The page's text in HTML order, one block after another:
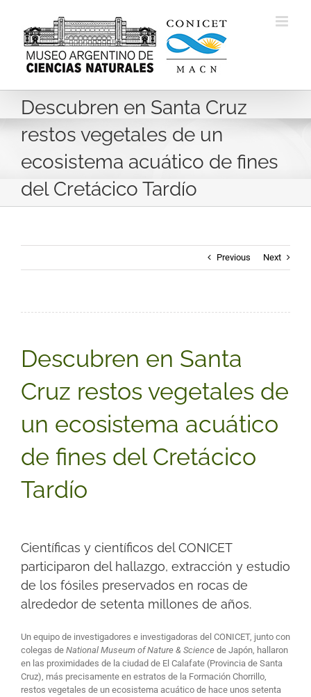
content
Descubren en Santa Cruz
restos vegetales de un
ecosistema acuático de fines
del Cretácico Tardío
Previous Next
Descubren en Santa
Cruz restos vegetales de
un ecosistema acuático
de fines del Cretácico
Tardío
Científicas y científicos del CONICET
participaron del hallazgo, extracción y estudio
de los fósiles preservados en rocas de
alrededor de setenta millones de años.
Un equipo de investigadores e investigadoras del CONICET, junto con
colegas de National Museum of Nature & Sciencede Japón, hallaron
en las proximidades de la ciudad de El Calafate (Provincia de Santa
Cruz), más precisamente en estratos de la Formación Chorrillo,
restos vegetales de un ecosistema acuático de hace unos setenta